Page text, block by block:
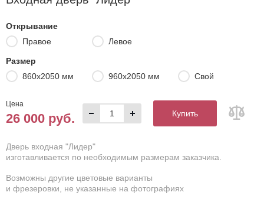
Открывание
Правое
Левое
Размер
860х2050 мм
960х2050 мм Свой
Цена
26 000 руб. Купить
Дверь входная "Лидер"
изготавливается по необходимым размерам заказчика.
Возможны другие цветовые варианты
и фрезеровки, не указанные на фотографиях